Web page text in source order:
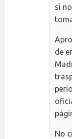
si
de
No